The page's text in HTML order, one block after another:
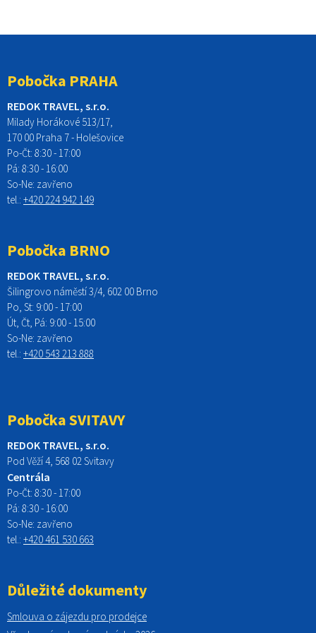
Pobočka PRAHA
REDOK TRAVEL, s.r.o.
Milady Horákové 513/17,
170 00 Praha 7 - Holešovice
Po-Čt: 8:30 - 17:00
Pá: 8:30 - 16:00
So-Ne: zavřeno
tel.: +420 224 942 149
Pobočka BRNO
REDOK TRAVEL, s.r.o.
Šilingrovo náměstí 3/4, 602 00 Brno
Po, St: 9:00 - 17:00
Út, Čt, Pá: 9:00 - 15:00
So-Ne: zavřeno
tel.: +420 543 213 888
Pobočka SVITAVY
REDOK TRAVEL, s.r.o.
Pod Věží 4, 568 02 Svitavy
Centrála
Po-Čt: 8:30 - 17:00
Pá: 8:30 - 16:00
So-Ne: zavřeno
tel.: +420 461 530 663
Důležité dokumenty
Smlouva o zájezdu pro prodejce